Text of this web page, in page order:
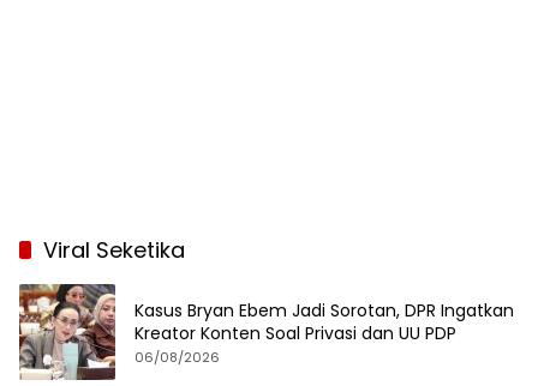
Viral Seketika
Kasus Bryan Ebem Jadi Sorotan, DPR Ingatkan
Kreator Konten Soal Privasi dan UU PDP
06/08/2026